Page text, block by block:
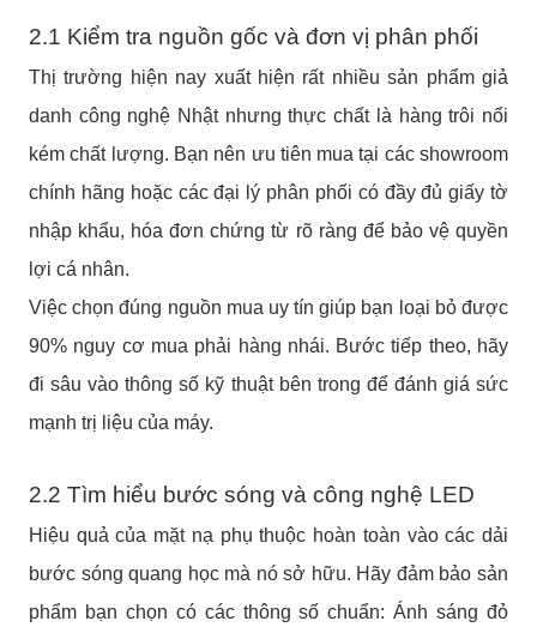
2.1 Kiểm tra nguồn gốc và đơn vị phân phối
Thị trường hiện nay xuất hiện rất nhiều sản phẩm giả
danh công nghệ Nhật nhưng thực chất là hàng trôi nổi
kém chất lượng. Bạn nên ưu tiên mua tại các showroom
chính hãng hoặc các đại lý phân phối có đầy đủ giấy tờ
nhập khẩu, hóa đơn chứng từ rõ ràng để bảo vệ quyền
lợi cá nhân.
Việc chọn đúng nguồn mua uy tín giúp bạn loại bỏ được
90% nguy cơ mua phải hàng nhái. Bước tiếp theo, hãy
đi sâu vào thông số kỹ thuật bên trong để đánh giá sức
mạnh trị liệu của máy.
2.2 Tìm hiểu bước sóng và công nghệ LED
Hiệu quả của mặt nạ phụ thuộc hoàn toàn vào các dải
bước sóng quang học mà nó sở hữu. Hãy đảm bảo sản
phẩm bạn chọn có các thông số chuẩn: Ánh sáng đỏ